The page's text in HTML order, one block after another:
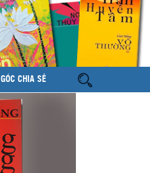
GÓC CHIA SẺ